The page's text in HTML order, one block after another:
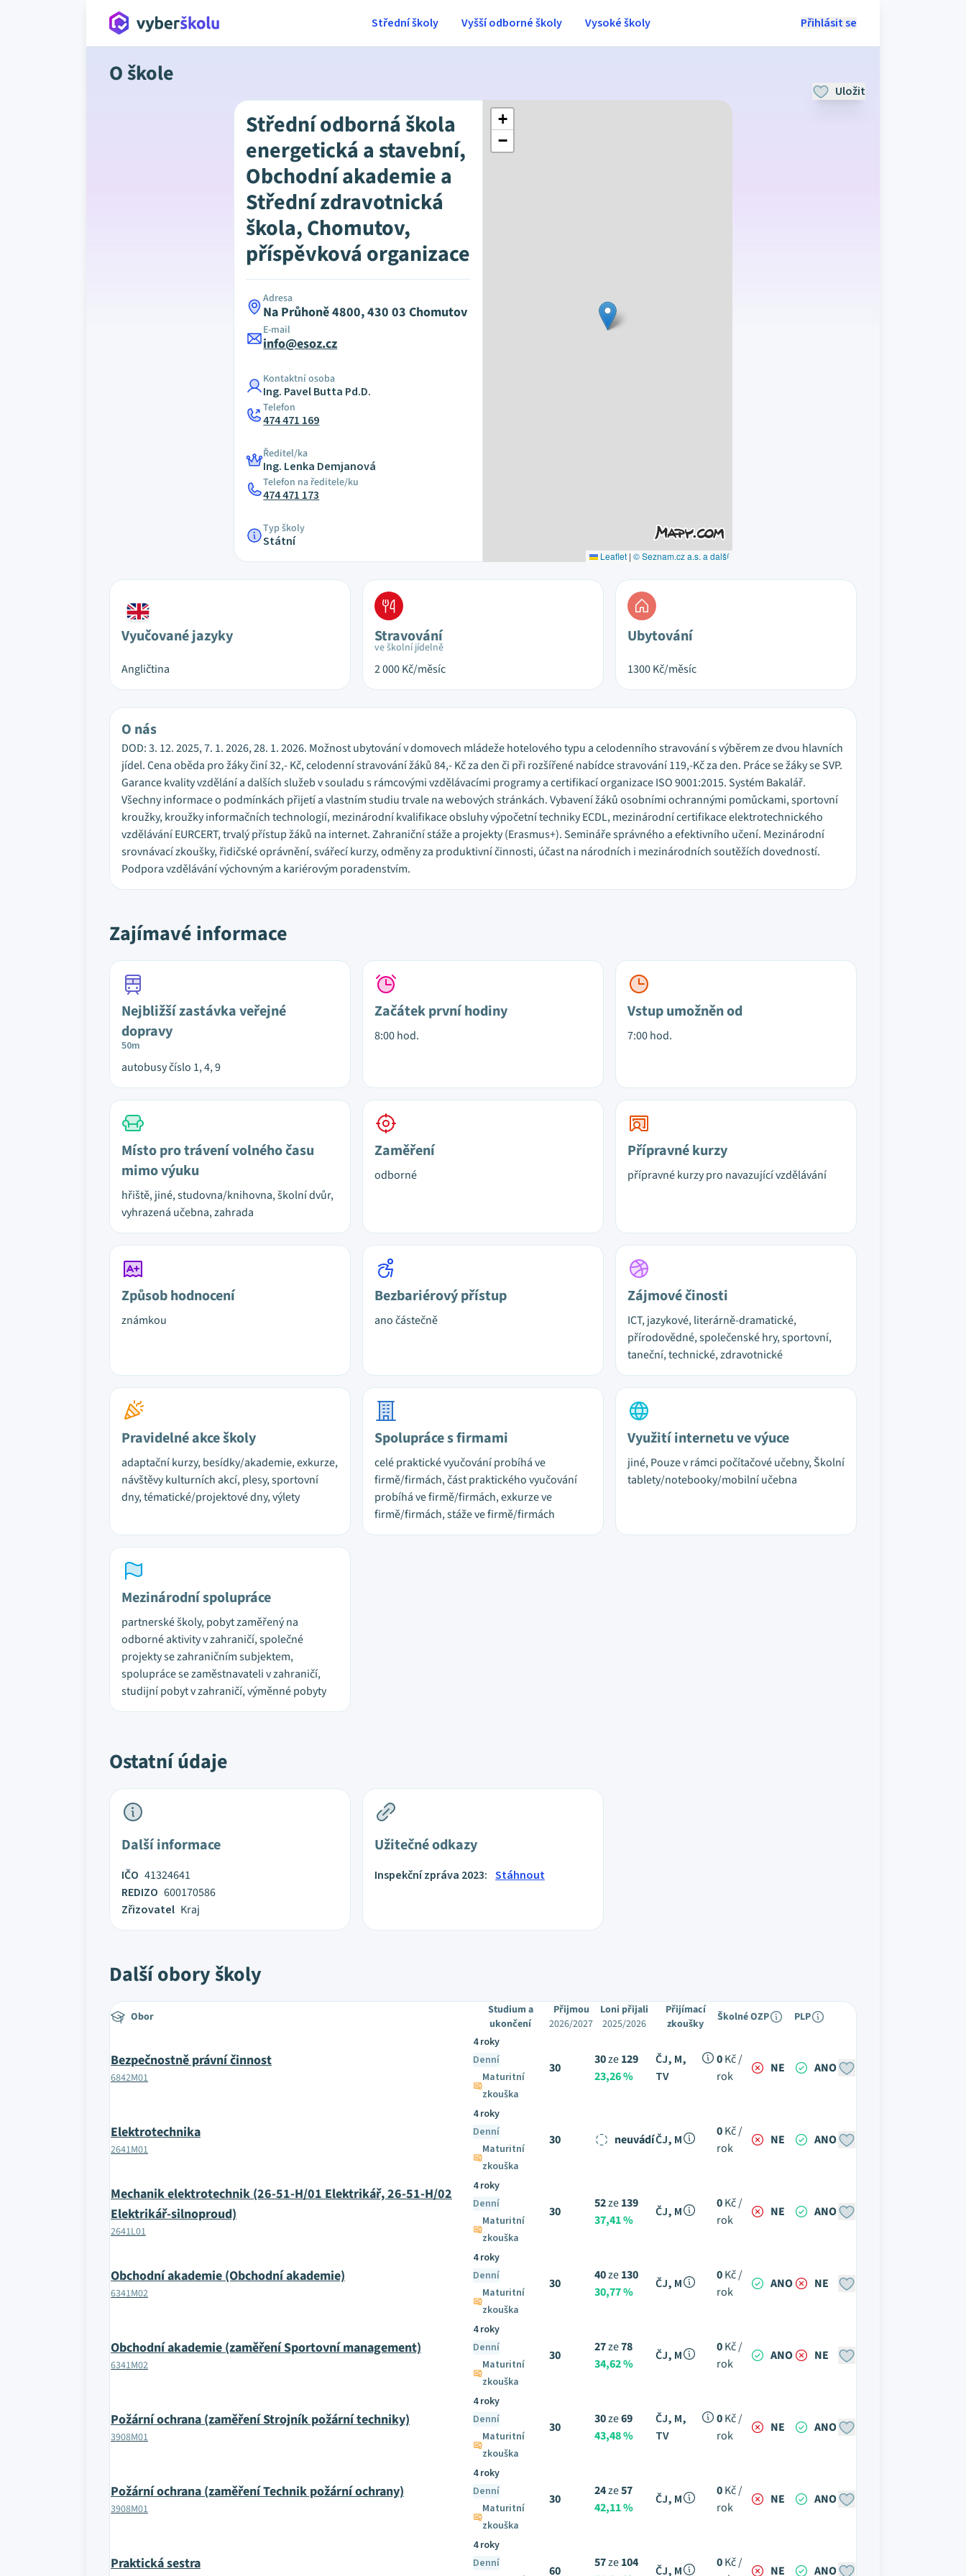
Přihlásit se
Střední školy Vyšší odborné školy Vysoké školy
O škole
Uložit
Střední odborná škola
energetická a stavební,
Obchodní akademie a
Střední zdravotnická
škola, Chomutov,
příspěvková organizace
Adresa
Na Průhoně 4800, 430 03 Chomutov
E-mail
info@esoz.cz
Kontaktní osoba
Ing. Pavel Butta Pd.D.
Telefon
474 471 169
Ředitel/ka
Ing. Lenka Demjanová
Telefon na ředitele/ku
474 471 173
Typ školy
Státní
+
−
Leaflet | © Seznam.cz a.s. a další
Vyučované jazyky
Angličtina
Stravování
ve školní jídelně
2 000Kč/měsíc
Ubytování
1300Kč/měsíc
O nás
DOD: 3. 12. 2025, 7. 1. 2026, 28. 1. 2026. Možnost ubytování v domovech mládeže hotelového typu a celodenního stravování s výběrem ze dvou hlavních
jídel. Cena oběda pro žáky činí 32,- Kč, celodenní stravování žáků 84,- Kč za den či při rozšířené nabídce stravování 119,-Kč za den. Práce se žáky se SVP.
Garance kvality vzdělání a dalších služeb v souladu s rámcovými vzdělávacími programy a certifikací organizace ISO 9001:2015. Systém Bakalář.
Všechny informace o podmínkách přijetí a vlastním studiu trvale na webových stránkách. Vybavení žáků osobními ochrannými pomůckami, sportovní
kroužky, kroužky informačních technologií, mezinárodní kvalifikace obsluhy výpočetní techniky ECDL, mezinárodní certifikace elektrotechnického
vzdělávání EURCERT, trvalý přístup žáků na internet. Zahraniční stáže a projekty (Erasmus+). Semináře správného a efektivního učení. Mezinárodní
srovnávací zkoušky, řidičské oprávnění, svářecí kurzy, odměny za produktivní činnosti, účast na národních i mezinárodních soutěžích dovedností.
Podpora vzdělávání výchovným a kariérovým poradenstvím.
Zajímavé informace
Nejbližší zastávka veřejné
dopravy
50m
autobusy číslo 1, 4, 9
Začátek první hodiny
8:00 hod.
Vstup umožněn od
7:00 hod.
Místo pro trávení volného času
mimo výuku
hřiště, jiné, studovna/knihovna, školní dvůr,
vyhrazená učebna, zahrada
Zaměření
odborné
Přípravné kurzy
přípravné kurzy pro navazující vzdělávání
Způsob hodnocení
známkou
Bezbariérový přístup
ano částečně
Zájmové činosti
ICT, jazykové, literárně-dramatické,
přírodovědné, společenské hry, sportovní,
taneční, technické, zdravotnické
Pravidelné akce školy
adaptační kurzy, besídky/akademie, exkurze,
návštěvy kulturních akcí, plesy, sportovní
dny, tématické/projektové dny, výlety
Spolupráce s firmami
celé praktické vyučování probíhá ve
firmě/firmách, část praktického vyučování
probíhá ve firmě/firmách, exkurze ve
firmě/firmách, stáže ve firmě/firmách
Využití internetu ve výuce
jiné, Pouze v rámci počítačové učebny, Školní
tablety/notebooky/mobilní učebna
Mezinárodní spolupráce
partnerské školy, pobyt zaměřený na
odborné aktivity v zahraničí, společné
projekty se zahraničním subjektem,
spolupráce se zaměstnavateli v zahraničí,
studijní pobyt v zahraničí, výměnné pobyty
Ostatní údaje
Další informace
IČO 41324641
REDIZO 600170586
Zřizovatel Kraj
Užitečné odkazy
Inspekční zpráva 2023: Stáhnout
Další obory školy
Obor
Studium a
ukončení
Přijmou
2026/2027
Loni přijali
2025/2026
Přijímací
zkoušky
ŠkolnéOZP PLP
Bezpečnostně právní činnost
6842M01
4 roky
Denní
Maturitní
zkouška
30
30ze129
23,26 %
ČJ, M,
TV
0Kč /
rok
NE ANO
Elektrotechnika
2641M01
4 roky
Denní
Maturitní
zkouška
30 neuvádíČJ, M
0Kč /
rok
NE ANO
Mechanik elektrotechnik (26-51-H/01 Elektrikář, 26-51-H/02
Elektrikář-silnoproud)
2641L01
4 roky
Denní
Maturitní
zkouška
30
52ze139
37,41 %
ČJ, M
0Kč /
rok
NE ANO
Obchodní akademie (Obchodní akademie)
6341M02
4 roky
Denní
Maturitní
zkouška
30
40ze130
30,77 %
ČJ, M
0Kč /
rok
ANO NE
Obchodní akademie (zaměření Sportovní management)
6341M02
4 roky
Denní
Maturitní
zkouška
30
27ze78
34,62 %
ČJ, M
0Kč /
rok
ANO NE
Požární ochrana (zaměření Strojník požární techniky)
3908M01
4 roky
Denní
Maturitní
zkouška
30
30ze69
43,48 %
ČJ, M,
TV
0Kč /
rok
NE ANO
Požární ochrana (zaměření Technik požární ochrany)
3908M01
4 roky
Denní
Maturitní
zkouška
30
24ze57
42,11 %
ČJ, M
0Kč /
rok
NE ANO
Praktická sestra
4 roky
Denní
60
57ze104
ČJ, M
0Kč /
NE ANO